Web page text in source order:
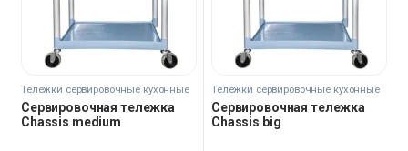
Тележки сервировочные кухонные
Сервировочная тележка
Сhassis medium
Тележки сервировочные кухонные
Сервировочная тележка
Сhassis big